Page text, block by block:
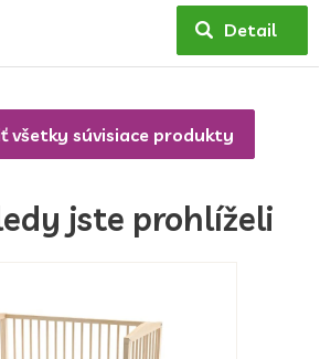
Detail
všetky súvisiace produkty
jste prohlíželi